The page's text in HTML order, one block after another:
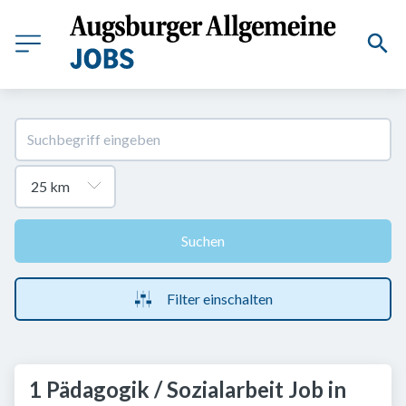
Suchen
Filter einschalten
1 Pädagogik / Sozialarbeit Job in